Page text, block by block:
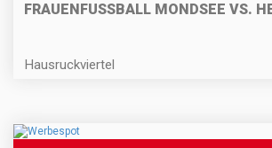
FRAUENFUSSBALL MONDSEE VS.
Hausruckviertel